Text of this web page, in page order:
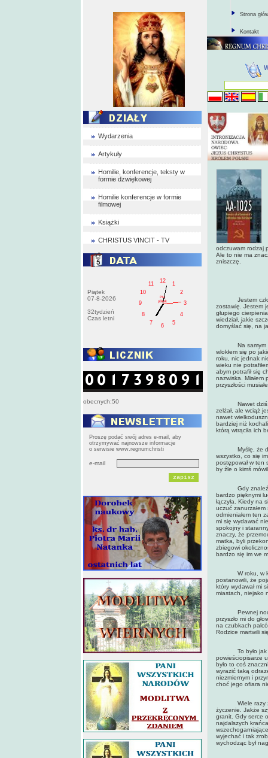
Wydarzenia
Artykuły
Homilie, konferencje, teksty w
formie dzwiękowej
Homilie konferencje w formie
filmowej
Książki
CHRISTUS VINCIT - TV
Piątek
07-8-2026
32tydzień
Czas letni
1
2
3
4
5
6
7
8
9
10
11
12
PM
pištek
obecnych:50
Proszę podać swój adres e-mail, aby
otrzymywać najnowsze informacje
o serwisie www.regnumchristi
e-mail
Strona
Kontakt
odczuwam rodzaj
Ale to nie ma
zniszczę.
Jestem
zostawię. Jestem
głupiego
wiedział, jakie
domyślać się, na
Na samym
wlokłem się po
roku, nic jednak
wieku nie
abym potrafił się
nazwiska. Miałem
przyszłości
Nawet dziś, po
zelżał, ale wciąż
nawet
bardziej niż
którą wtrąciła ich
Myślę, że dla
wszystko, co się
postępował w ten
by źle o kimś
Gdy znaleźli
bardzo pięknymi
łączyła. Kiedy na
uczuć
odmieniałem ten
mi się wydawać
spokojny i
znaczy, że
matka, byli
zbiegowi
bardzo się im we
W roku, w
postanowili, że
który wydawał mi
miastach, niejako
Pewnej nocy,
przyszło mi do
na czubkach
Rodzice martwili
To było jak
powieściopisarze
było to coś
wyrazić taką
niezmiernym i
choć jego ofiara
Wiele razy
życzenie. Jakże
granit. Gdy serce
najdalszych
wyjechać i tak
wychodząc był